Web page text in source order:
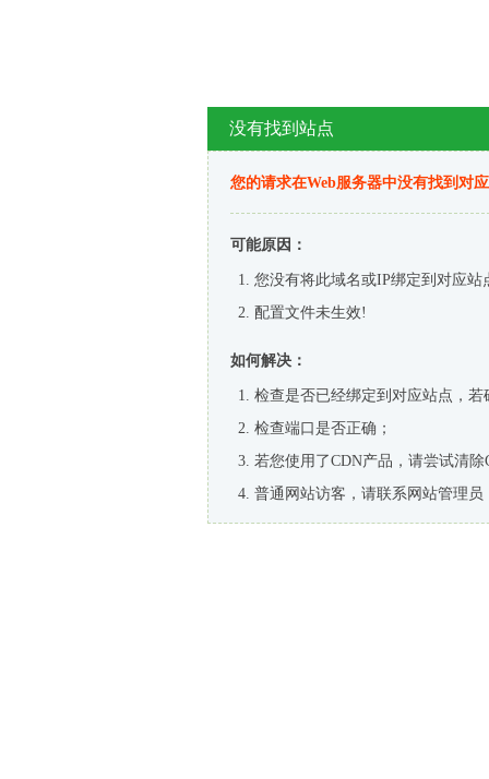
没有找到站点
您的请求在Web服务器中没有找到对
可能原因：
您没有将此域名或IP绑定到对应站
配置文件未生效!
如何解决：
检查是否已经绑定到对应站点，
检查端口是否正确；
若您使用了CDN产品，请尝试清除
普通网站访客，请联系网站管理员